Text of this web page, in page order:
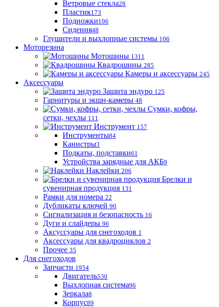
Ветровые стекла28
Пластик173
Подножки106
Сидения48
Глушители и выхлопные системы 106
Моторезина
Мотошины 1311
Квадрошины 285
Камеры и аксессуары 245
Аксессуары
Защита эндуро 125
Гарнитуры и экшн-камеры 48
Сумки, кофры,
сетки, чехлы 111
Инструмент 157
Инструменты84
Канистры3
Подкаты, подставки61
Устройства зарядные для АКБ9
Наклейки 206
Брелки и
сувенирная продукция 131
Рамки для номера 22
Дубликаты ключей 90
Сигнализация и безопасность 16
Дуги и слайдеры 96
Аксуссуары для снегоходов 1
Аксессуары для квадроциклов 2
Прочее 35
Для снегоходов
Запчасти 1954
Двигатель530
Выхлопная система96
Зеркала8
Корпус89